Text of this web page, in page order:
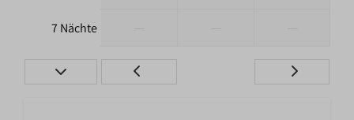
7 Nächte